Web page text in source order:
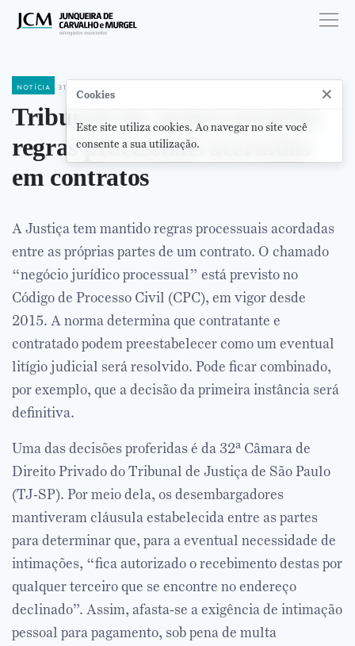
notícia 31 de janeiro de 2018
Tribunais de Justiça mantêm
regras processuais acertadas
em contratos
A Justiça tem mantido regras processuais acordadas
entre as próprias partes de um contrato. O chamado
“negócio jurídico processual” está previsto no
Código de Processo Civil (CPC), em vigor desde
2015. A norma determina que contratante e
contratado podem preestabelecer como um eventual
litígio judicial será resolvido. Pode ficar combinado,
por exemplo, que a decisão da primeira instância será
definitiva.
Uma das decisões proferidas é da 32ª Câmara de
Direito Privado do Tribunal de Justiça de São Paulo
(TJ-SP). Por meio dela, os desembargadores
mantiveram cláusula estabelecida entre as partes
para determinar que, para a eventual necessidade de
intimações, “fica autorizado o recebimento destas por
qualquer terceiro que se encontre no endereço
declinado”. Assim, afasta-se a exigência de intimação
pessoal para pagamento, sob pena de multa
Cookies ×
Este site utiliza cookies. Ao navegar no site você
consente a sua utilização.